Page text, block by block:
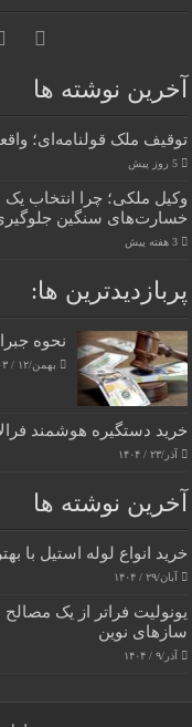
آخرین نوشته ها
توقیف ملک قولنامه‌ای؛
5 روز پیش
وکیل ملکی؛ چرا انتخاب
خسارت‌های سنگین
3 هفته پیش
پربازدیدترین‌ ها:
نحوه
بهمن/۱۲ / ۱۴۰۳
خرید دستگیره هوشمند
آذر/۲۳ / ۱۴۰۴
آخرین نوشته ها
خرید انواع لوله استیل با
آبان/۲۹ / ۱۴۰۴
یونولیت فراتر از یک
سازهای نوین
آذر/۹ / ۱۴۰۴